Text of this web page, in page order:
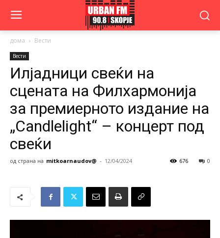
дома Вести
Вести
Илјадници свеќи на
сцената на Филхармонија
за премиерното издание на
„Candlelight“ – концерт под
свеќи
од страна на mitkoarnaudov@ - 12/04/2024 0
676